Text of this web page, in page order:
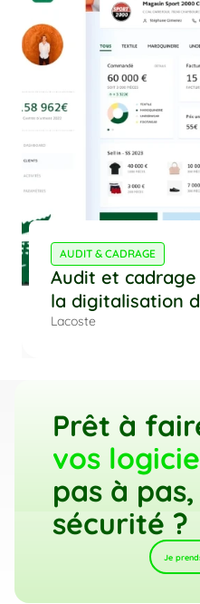
AUDIT & CADRAGE
Audit et
la digitalisation
Lacoste
Prêt à
vos
pas à
sécurité ?
Je